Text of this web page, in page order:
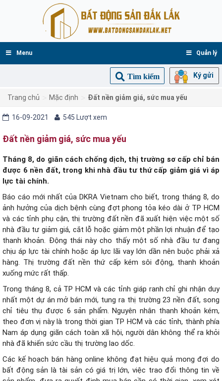
Quản lý
Menu
Ký gửi
Tìm kiếm
Trang chủ Mặc định Đất nền giảm giá, sức mua yếu
16-09-2021 545 Lượt xem
Đất nền giảm giá, sức mua yếu
Tháng 8, do giãn cách chống dịch, thị trường sơ cấp chỉ bán
được 6 nền đất, trong khi nhà đầu tư thứ cấp giảm giá vì áp
lực tài chính.
Báo cáo mới nhất của DKRA Vietnam cho biết, trong tháng 8, do
ảnh hưởng của dịch bệnh cùng đợt phong tỏa kéo dài ở TP HCM
và các tỉnh phụ cận, thị trường đất nền đã xuất hiện việc một số
nhà đầu tư giảm giá, cắt lỗ hoặc giảm một phần lợi nhuận để tạo
thanh khoản. Động thái này cho thấy một số nhà đầu tư đang
chịu áp lực tài chính hoặc áp lực lãi vay lớn dần nên buộc phải xả
hàng. Thị trường đất nền thứ cấp kém sôi động, thanh khoản
xuống mức rất thấp.
Trong tháng 8, cả TP HCM và các tỉnh giáp ranh chỉ ghi nhận duy
nhất một dự án mở bán mới, tung ra thị trường 23 nền đất, song
chỉ tiêu thụ được 6 sản phẩm. Nguyên nhân thanh khoản kém,
theo đơn vị này là trong thời gian TP HCM và các tỉnh, thành phía
Nam áp dụng giãn cách toàn xã hội, người dân không thể ra khỏi
nhà đã khiến sức cầu thị trường lao dốc.
Các kế hoạch bán hàng online không đạt hiệu quả mong đợi do
bất động sản là tài sản có giá trị lớn, việc trao đổi thông tin về